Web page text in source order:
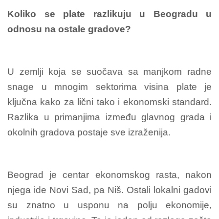
Koliko se plate razlikuju u Beogradu u
odnosu na ostale gradove?
U zemlji koja se suočava sa manjkom radne
snage u mnogim sektorima visina plate je
ključna kako za lični tako i ekonomski standard.
Razlika u primanjima između glavnog grada i
okolnih gradova postaje sve izraženija.
Beograd je centar ekonomskog rasta, nakon
njega ide Novi Sad, pa Niš. Ostali lokalni gadovi
su znatno u usponu na polju ekonomije,